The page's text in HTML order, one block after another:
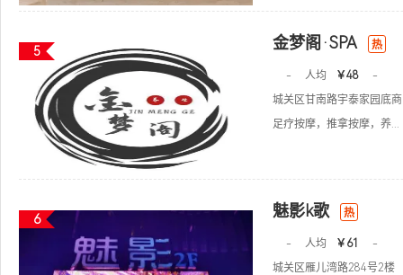
5 金梦阁·SPA 热
- 人均 ￥48
-
城关区甘南路宇泰家园底商
足疗按摩，推拿按摩，养...
6 魅影k歌 热
- 人均 ￥61
-
城关区雁儿湾路284号2楼